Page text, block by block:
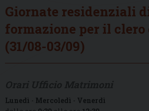
Giornate residenziali
formazione per il clero
(31/08-03/09)
Lunedì - Mercoledì - Venerdì